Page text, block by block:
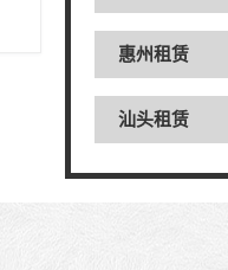
惠州租赁
汕头租赁